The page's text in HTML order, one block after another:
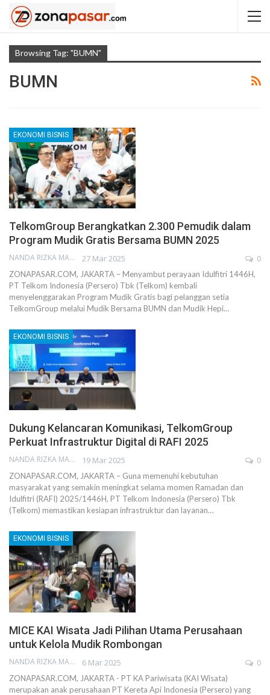
Browsing Tag: "BUMN"
BUMN
EKONOMI BISNIS
TelkomGroup Berangkatkan 2.300 Pemudik dalam
Program Mudik Gratis Bersama BUMN 2025
NANDA RIZKA MAHENDRA 27 Mar 2025 0
ZONAPASAR.COM, JAKARTA – Menyambut perayaan Idulfitri 1446H,
PT Telkom Indonesia (Persero) Tbk (Telkom) kembali
menyelenggarakan Program Mudik Gratis bagi pelanggan setia
TelkomGroup melalui Mudik Bersama BUMN dan Mudik Hepi…
EKONOMI BISNIS
Dukung Kelancaran Komunikasi, TelkomGroup
Perkuat Infrastruktur Digital di RAFI 2025
NANDA RIZKA MAHENDRA 19 Mar 2025 0
ZONAPASAR.COM, JAKARTA – Guna memenuhi kebutuhan
masyarakat yang semakin meningkat selama momen Ramadan dan
Idulfitri (RAFI) 2025/1446H, PT Telkom Indonesia (Persero) Tbk
(Telkom) memastikan kesiapan infrastruktur dan layanan…
EKONOMI BISNIS
MICE KAI Wisata Jadi Pilihan Utama Perusahaan
untuk Kelola Mudik Rombongan
NANDA RIZKA MAHENDRA 6 Mar 2025 0
ZONAPASAR.COM, JAKARTA - PT KA Pariwisata (KAI Wisata)
merupakan anak perusahaan PT Kereta Api Indonesia (Persero) yang